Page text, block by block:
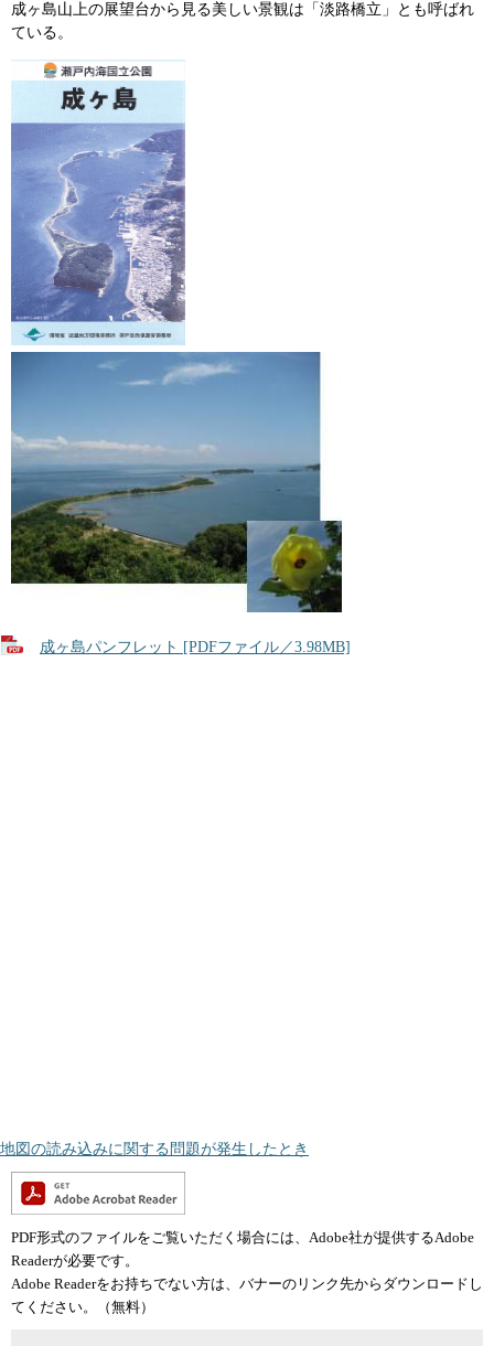
成ヶ島山上の展望台から見る美しい景観は「淡路橋立」とも呼ばれ
ている。
成ヶ島パンフレット [PDFファイル／3.98MB]
地図の読み込みに関する問題が発生したとき
PDF形式のファイルをご覧いただく場合には、Adobe社が提供するAdobe
Readerが必要です。
Adobe Readerをお持ちでない方は、バナーのリンク先からダウンロードし
てください。（無料）